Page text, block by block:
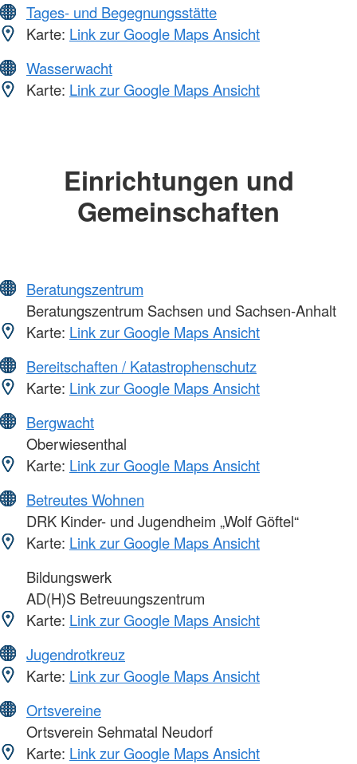
Tages- und Begegnungsstätte
Karte: Link zur Google Maps Ansicht
Wasserwacht
Karte: Link zur Google Maps Ansicht
Einrichtungen und
Gemeinschaften
Beratungszentrum
Beratungszentrum Sachsen und Sachsen-Anhalt
Karte: Link zur Google Maps Ansicht
Bereitschaften / Katastrophenschutz
Karte: Link zur Google Maps Ansicht
Bergwacht
Oberwiesenthal
Karte: Link zur Google Maps Ansicht
Betreutes Wohnen
DRK Kinder- und Jugendheim „Wolf Göftel“
Karte: Link zur Google Maps Ansicht
Bildungswerk
AD(H)S Betreuungszentrum
Karte: Link zur Google Maps Ansicht
Jugendrotkreuz
Karte: Link zur Google Maps Ansicht
Ortsvereine
Ortsverein Sehmatal Neudorf
Karte: Link zur Google Maps Ansicht